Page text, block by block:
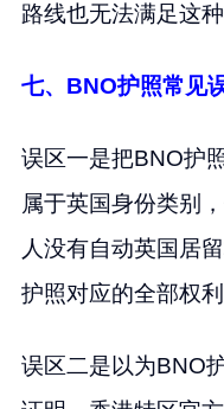
路线也无法满足这种
七、BNO护照常见
误区一是把BNO护
属于英国身份类别
人没有自动英国居
护照对应的全部权利
误区二是以为BNO